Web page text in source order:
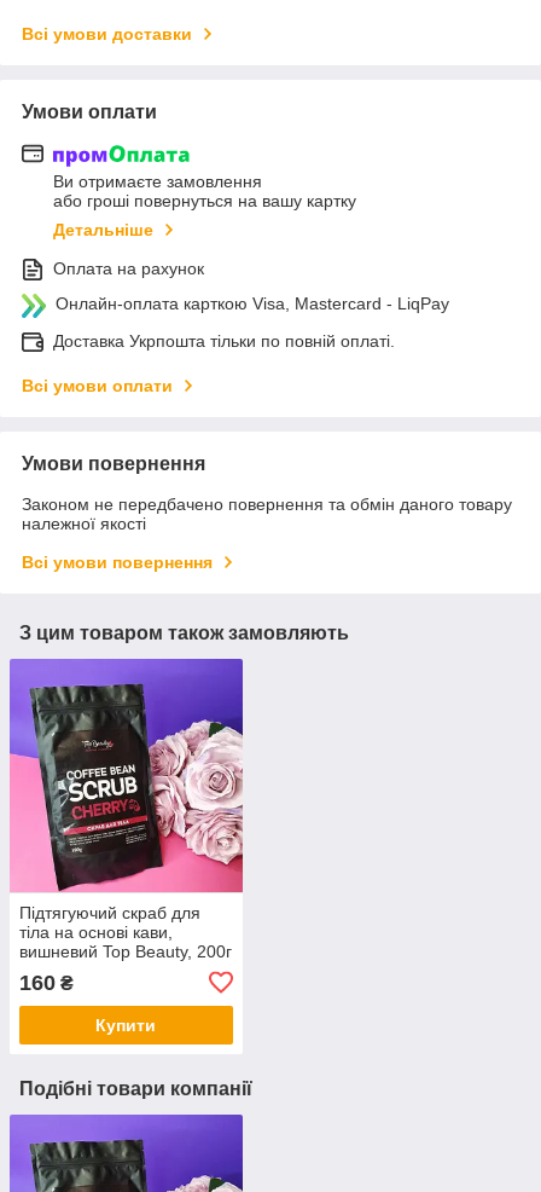
Всі умови доставки
Умови оплати
Ви отримаєте замовлення
або гроші повернуться на вашу картку
Детальніше
Оплата на рахунок
Онлайн-оплата карткою Visa, Mastercard - LiqPay
Доставка Укрпошта тільки по повній оплаті.
Всі умови оплати
Умови повернення
Законом не передбачено повернення та обмін даного товару
належної якості
Всі умови повернення
З цим товаром також замовляють
Підтягуючий скраб для
тіла на основі кави,
вишневий Top Beauty, 200г
160 ₴
Купити
Подібні товари компанії